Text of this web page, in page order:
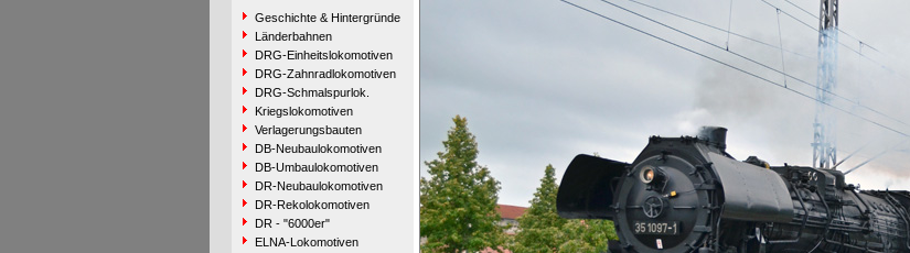
Geschichte & Hintergründe
Länderbahnen
DRG-Einheitslokomotiven
DRG-Zahnradlokomotiven
DRG-Schmalspurlok.
Kriegslokomotiven
Verlagerungsbauten
DB-Neubaulokomotiven
DB-Umbaulokomotiven
DR-Neubaulokomotiven
DR-Rekolokomotiven
DR - "6000er"
ELNA-Lokomotiven